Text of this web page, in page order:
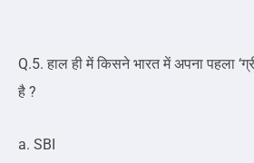
Q.5. हाल ही में किसने भारत में अपना पहला
है ?
a. SBI